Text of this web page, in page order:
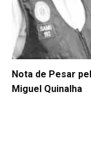
Nota de Pesar
Miguel Quinalha